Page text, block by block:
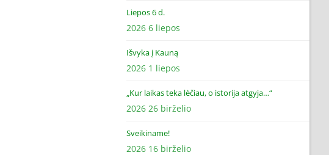
Liepos 6 d.
2026 6 liepos
Išvyka į Kauną
2026 1 liepos
„Kur laikas teka lėčiau, o istorija atgyja…“
2026 26 birželio
Sveikiname!
2026 16 birželio